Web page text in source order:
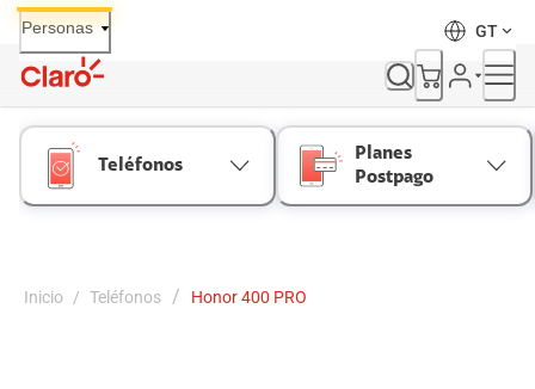
Skip
Content
Personas GT
Teléfonos
Planes
Postpago
Inicio / Teléfonos / Honor 400 PRO